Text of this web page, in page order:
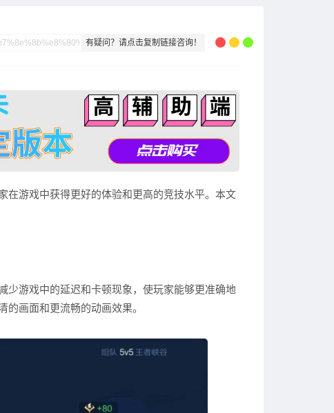
有疑问？请点击复制链接咨询！
在游戏中获得更好的体验和更高的竞技水平。本文
少游戏中的延迟和卡顿现象，使玩家能够更准确地
画面和更流畅的动画效果。